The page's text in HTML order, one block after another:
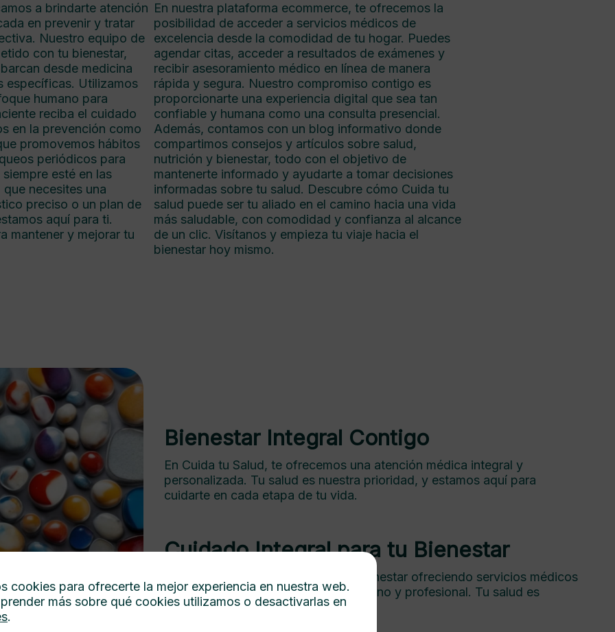
a brindarte atención
en prevenir y tratar
Nuestro equipo de
con tu bienestar,
desde medicina
específicas. Utilizamos
humano para
reciba el cuidado
en la prevención como
promovemos hábitos
periódicos para
esté en las
necesites una
preciso o un plan de
aquí para ti.
mantener y mejorar tu
En nuestra plataforma ecommerce, te ofrecemos la
posibilidad de acceder a servicios médicos de
excelencia desde la comodidad de tu hogar. Puedes
agendar citas, acceder a resultados de exámenes y
recibir asesoramiento médico en línea de manera
rápida y segura. Nuestro compromiso contigo es
proporcionarte una experiencia digital que sea tan
confiable y humana como una consulta presencial.
Además, contamos con un blog informativo donde
compartimos consejos y artículos sobre salud,
nutrición y bienestar, todo con el objetivo de
mantenerte informado y ayudarte a tomar decisiones
informadas sobre tu salud. Descubre cómo Cuida tu
salud puede ser tu aliado en el camino hacia una vida
más saludable, con comodidad y confianza al alcance
de un clic. Visítanos y empieza tu viaje hacia el
bienestar hoy mismo.
Bienestar Integral Contigo
En Cuida tu Salud, te ofrecemos una atención médica integral y
personalizada. Tu salud es nuestra prioridad, y estamos aquí para
cuidarte en cada etapa de tu vida.
Cuidado Integral para tu Bienestar
En Cuida tu Salud, priorizamos tu bienestar ofreciendo servicios médicos
personalizados con un enfoque humano y profesional. Tu salud es
nuestra misión.
cookies para ofrecerte la mejor experiencia en nuestra web.
más sobre qué cookies utilizamos o desactivarlas en
.